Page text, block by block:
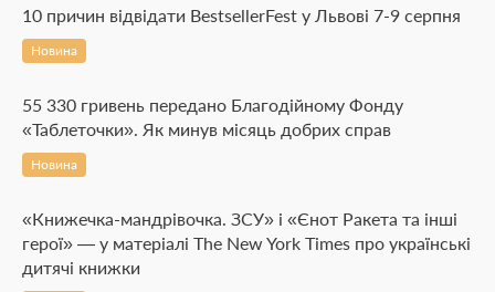
10 причин відвідати BestsellerFest у Львові 7-9 серпня
Новина
55 330 гривень передано Благодійному Фонду
«Таблеточки». Як минув місяць добрих справ
Новина
«Книжечка-мандрівочка. ЗСУ» і «Єнот Ракета та інші
герої» — у матеріалі The New York Times про українські
дитячі книжки